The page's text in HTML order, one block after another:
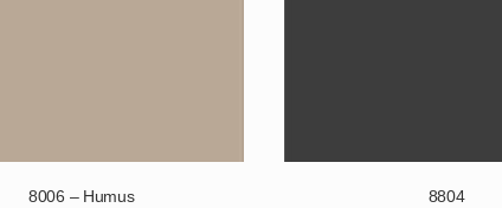
8006 – Humus 8804